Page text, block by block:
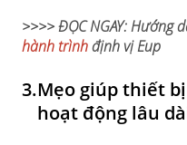
>>>> ĐỌC NGAY: Hướng
hành trìnhđịnh vị Eup
3.Mẹo giúp thiết
hoạt động lâu